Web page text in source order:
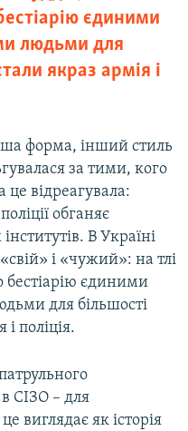
єдиними
людьми для
якраз армія і
форма, інший стиль
за тими, кого
відреагувала:
обганяє
В Україні
і «чужий»: на тлі
бестіарію єдиними
для більшості
поліція.
СІЗО – для
виглядає як історія